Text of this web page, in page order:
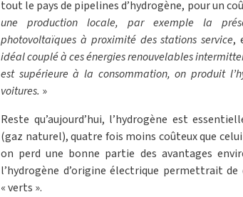
tout le pays de pipelines d’hydrogène, pour un
une production locale, par exemple la
photovoltaïques à proximité des stations service,
idéal couplé à ces énergies renouvelables
est supérieure à la consommation, on produit
voitures. »
Reste qu’aujourd’hui, l’hydrogène est
(gaz naturel), quatre fois moins coûteux que
on perd une bonne partie des avantages
l’hydrogène d’origine électrique permettrait
« verts ».